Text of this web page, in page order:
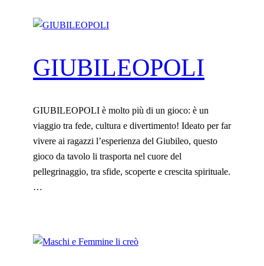
GIUBILEOPOLI
GIUBILEOPOLI è molto più di un gioco: è un
viaggio tra fede, cultura e divertimento! Ideato per far
vivere ai ragazzi l’esperienza del Giubileo, questo
gioco da tavolo li trasporta nel cuore del
pellegrinaggio, tra sfide, scoperte e crescita spirituale.
…